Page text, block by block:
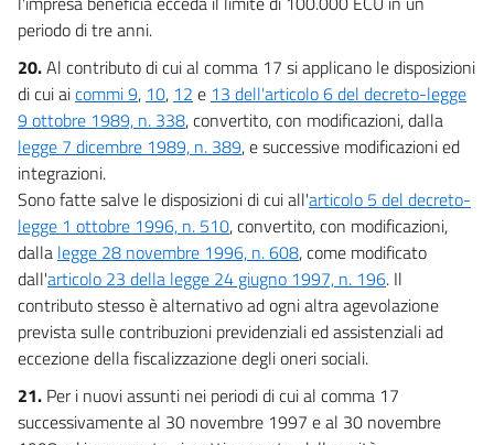
periodo di tre anni.
20.Al contributo di cui al comma 17 si applicano le disposizioni
di cui aicommi 9, 10, 12 e 13 dell'articolo 6 del decreto-legge
9 ottobre 1989, n. 338, convertito, con modificazioni, dalla
legge 7 dicembre 1989, n. 389, e successive modificazioni ed
integrazioni.
Sono fatte salve le disposizioni di cui all'articolo 5 del decreto-
legge 1 ottobre 1996, n. 510, convertito, con modificazioni,
dalla legge 28 novembre 1996, n. 608, come modificato
dall'articolo 23 della legge 24 giugno 1997, n. 196. Il
contributo stesso è alternativo ad ogni altra agevolazione
prevista sulle contribuzioni previdenziali ed assistenziali ad
eccezione della fiscalizzazione degli oneri sociali.
21. Per i nuovi assunti nei periodi di cui al comma 17
successivamente al 30 novembre 1997 e al 30 novembre